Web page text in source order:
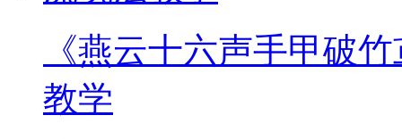
《燕云十六声手甲破
教学